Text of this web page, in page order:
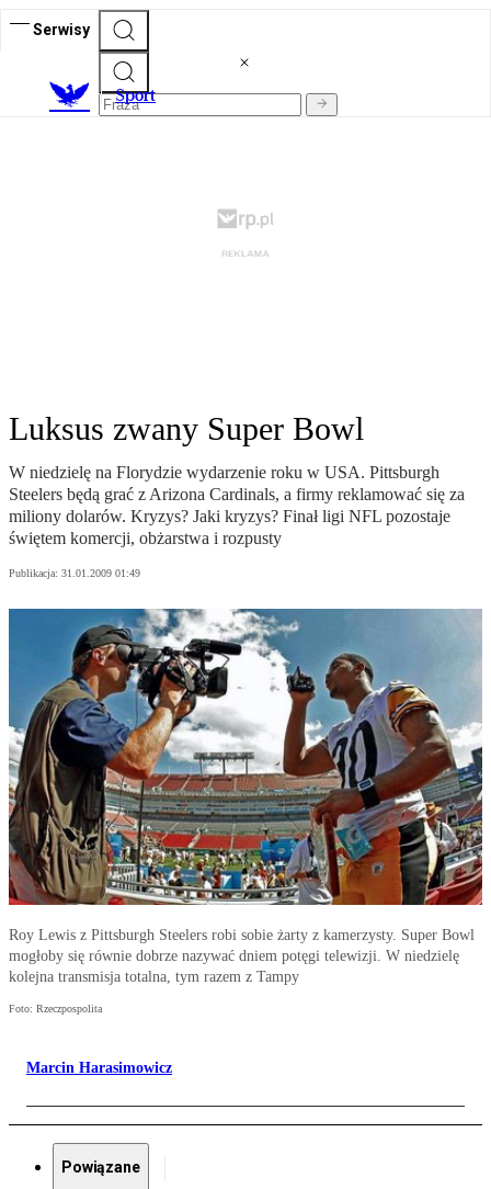
Serwisy
Sport
Luksus zwany Super Bowl
W niedzielę na Florydzie wydarzenie roku w USA. Pittsburgh
Steelers będą grać z Arizona Cardinals, a firmy reklamować się za
miliony dolarów. Kryzys? Jaki kryzys? Finał ligi NFL pozostaje
świętem komercji, obżarstwa i rozpusty
Publikacja: 31.01.2009 01:49
Roy Lewis z Pittsburgh Steelers robi sobie żarty z kamerzysty. Super Bowl
mogłoby się równie dobrze nazywać dniem potęgi telewizji. W niedzielę
kolejna transmisja totalna, tym razem z Tampy
Foto: Rzeczpospolita
Marcin Harasimowicz
Powiązane